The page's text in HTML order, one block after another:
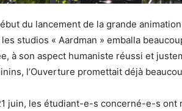
du lancement de la grande
studios « Aardman » emballa
à son aspect humaniste réussi et
l’Ouverture promettait déjà
juin, les étudiant-e-s concerné-e-s ont